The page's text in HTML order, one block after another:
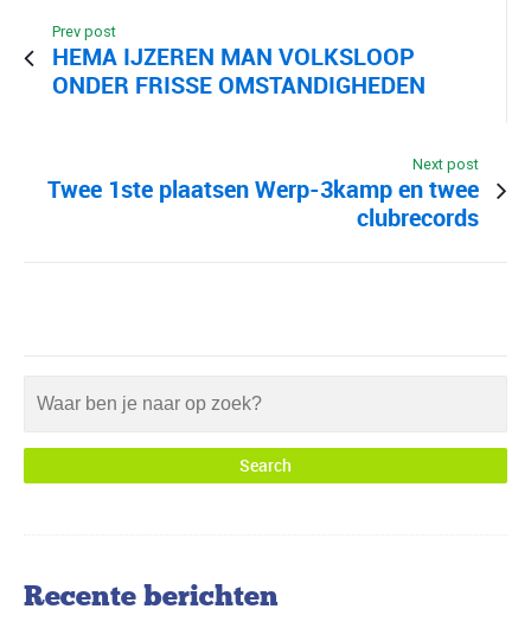
Prev post
HEMA IJZEREN MAN VOLKSLOOP
ONDER FRISSE OMSTANDIGHEDEN
Next post
Twee 1ste plaatsen Werp-3kamp en twee
clubrecords
Recente berichten